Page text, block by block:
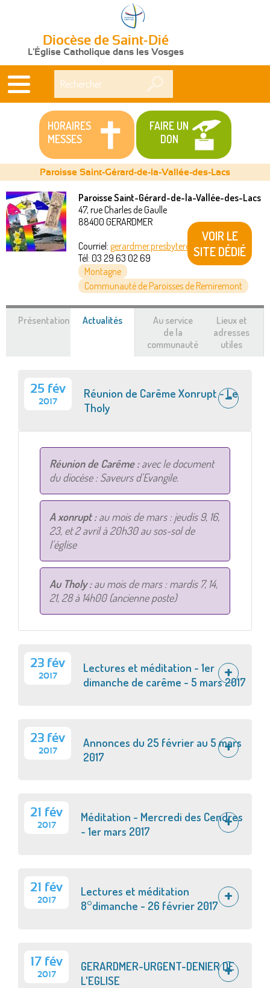
Diocèse de Saint-Dié
L'Église Catholique dans les Vosges
HORAIRES
MESSES
FAIRE UN
DON
Vous
êtes
Paroisse Saint-Gérard-de-la-Vallée-des-Lacs
Paroisse Saint-Gérard-de-la-Vallée-des-Lacs
47, rue Charles de Gaulle
88400 GERARDMER
Courriel: gerardmer.presbytere@akeonet.com
Tél: 03 29 63 02 69
Montagne
Communauté de Paroisses de Remiremont
VOIR LE
SITE DÉDIÉ
Présentation Actualités
Au service
de la
communauté
Lieux et
adresses
utiles
25 fév
2017
Réunion de Carême Xonrupt - Le
Tholy
Réunion de Carême :avec le document
du diocèse : Saveurs d'Evangile.
A xonrupt :au mois de mars : jeudis 9, 16,
23, et 2 avril à 20h30 au sos-sol de
l'église
Au Tholy :au mois de mars : mardis 7, 14,
21, 28 à 14h00 (ancienne poste)
23 fév
2017
Lectures et méditation - 1er
dimanche de carême - 5 mars 2017
23 fév
2017
Annonces du 25 février au 5 mars
2017
21 fév
2017
Méditation - Mercredi des Cendres
- 1er mars 2017
21 fév
2017
Lectures et méditation
8°dimanche - 26 février 2017
17 fév
2017
GERARDMER-URGENT-DENIER DE
L'EGLISE